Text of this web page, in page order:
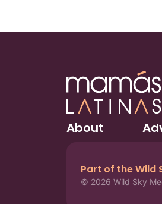
About
Part of the Wild
© 2026 Wild Sky